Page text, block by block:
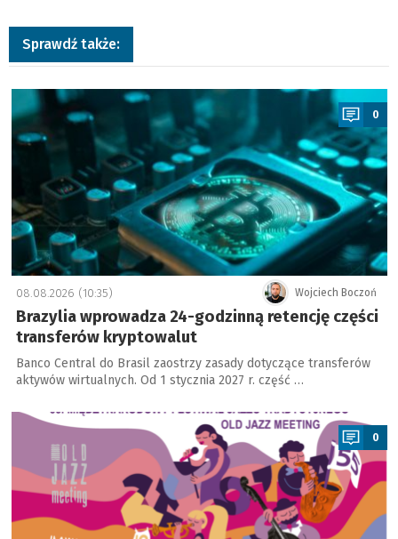
Sprawdź także:
a
0
Wojciech Boczoń
08.08.2026 (10:35)
Brazylia wprowadza 24-godzinną retencję części
transferów kryptowalut
Banco Central do Brasil zaostrzy zasady dotyczące transferów
aktywów wirtualnych. Od 1 stycznia 2027 r. część …
a
0